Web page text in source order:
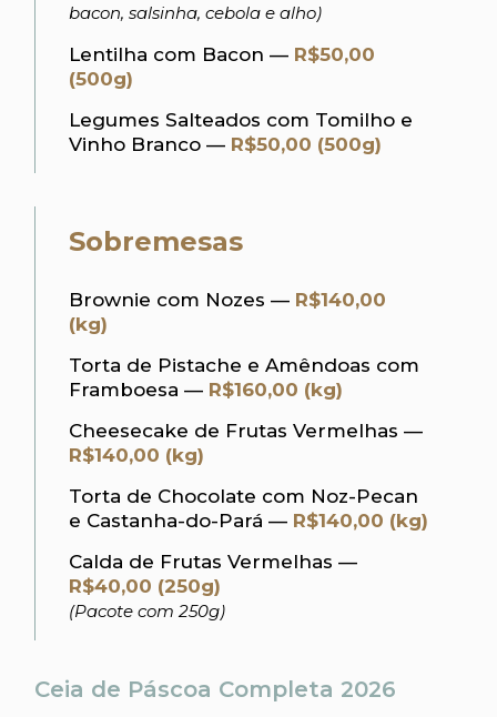
bacon, salsinha, cebola e alho)
Lentilha com Bacon — R$50,00
(500g)
Legumes Salteados com Tomilho e
Vinho Branco — R$50,00 (500g)
Sobremesas
Brownie com Nozes — R$140,00
(kg)
Torta de Pistache e Amêndoas com
Framboesa — R$160,00 (kg)
Cheesecake de Frutas Vermelhas —
R$140,00 (kg)
Torta de Chocolate com Noz-Pecan
e Castanha-do-Pará — R$140,00 (kg)
Calda de Frutas Vermelhas —
R$40,00 (250g)
(Pacote com 250g)
Ceia de Páscoa Completa 2026